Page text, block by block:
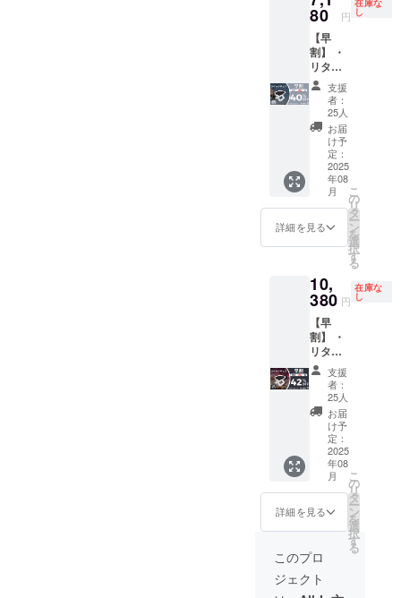
からオ
ンライ
ン
ショッ
プなど
にて一
般販売
開始予
定で
す。
能性も
ござい
ます。
類似商
品が発
生する
可能性
があり
ます。
ご了承
頂いた
上でご
支援頂
けます
い致し
ます。
からオ
ンライ
ン
ショッ
プなど
にて一
般販売
開始予
定で
す。
合等に
より出
荷時期
が遅れ
る場合
があり
ます。
※皆様の
支援に
より量
産効率
が向上
した場
合、正
価格が
販売予
がる可
能性も
ござい
ます。
類似商
品が発
生する
可能性
があり
ます。
ご了承
頂いた
上でご
支援頂
けます
い致し
ます。
09月頃
からオ
ンライ
オック
ス生地
（座
面） ※
リター
ンはす
べて
税・送
料込み
の金額
になり
ます。
※ご注文
状況、
使用部
材の供
上の都
合等に
より出
荷時期
が遅れ
る場合
があり
ます。
※皆様の
支援に
より量
産効率
が向上
した場
合、正
価格が
販売予
より下
がる可
能性も
開
時）、
29.5*10
.5*4.5c
m（収
納時）
重量：
約300g
耐荷
重：約
90Kg 素
材：ア
ルミニ
ウム合
金（パ
オック
ス生地
（座
面） ※
リター
ンはす
べて
税・送
料込み
の金額
になり
ます。
※ご注文
状況、
使用部
材の供
給状
上の都
より出
80 円
在庫な
し
【早
割】 ・
リター
ン内
容：ク
イック
チェア
×２セッ
ト ・一
般販売
予定価
格：
11,960
円 サイ
ズ：
28.5*26
m（展
開
時）、
29.5*10
.5*4.5c
m（収
納時）
重量：
約300g
耐荷
重：約
90Kg 素
材：ア
ルミニ
ウム合
金（パ
600D
オック
ス生地
支援
者：
25人
お届
け予
定：
2025
年08
月
詳細を見る
こ
の
リ
タ
ー
ン
を
選
択
す
る
10,
380 円
在庫な
し
【早
割】 ・
リター
ン内
容：ク
イック
チェア
×３セッ
ト ・一
般販売
予定価
格：
17,940
円 サイ
ズ：
28.5*26
.5*22c
m（展
開
時）、
支援
者：
25人
お届
け予
定：
2025
年08
月
詳細を見る
こ
の
リ
タ
ー
ン
を
選
択
す
る
このプロ
ジェクト